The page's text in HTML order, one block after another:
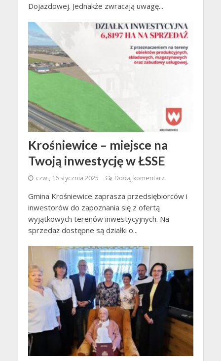
Dojazdowej. Jednakże zwracają uwagę...
Krośniewice – miejsce na
Twoją inwestycję w ŁSSE
czw., 16 stycznia 2025 Dodaj komentarz
Gmina Krośniewice zaprasza przedsiębiorców i
inwestorów do zapoznania się z ofertą
wyjątkowych terenów inwestycyjnych. Na
sprzedaż dostępne są działki o...